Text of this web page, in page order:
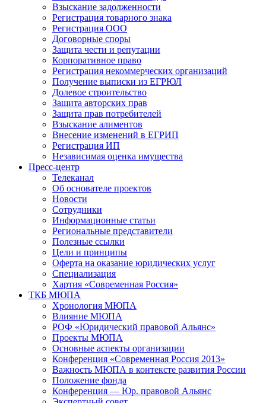
Взыскание задолженности
Регистрация товарного знака
Регистрация ООО
Договорные споры
Защита чести и репутации
Корпоративное право
Регистрация некоммерческих организаций
Получение выписки из ЕГРЮЛ
Долевое строительство
Защита авторских прав
Защита прав потребителей
Взыскание алиментов
Внесение изменений в ЕГРИП
Регистрация ИП
Независимая оценка имущества
Пресс-центр
Телеканал
Об основателе проектов
Новости
Сотрудники
Информационные статьи
Региональные представители
Полезные ссылки
Цели и принципы
Оферта на оказание юридических услуг
Специализация
Хартия «Современная Россия»
ТКБ МЮПА
Хронология МЮПА
Влияние МЮПА
РОФ «Юридический правовой Альянс»
Проекты МЮПА
Основные аспекты организации
Конференция «Современная Россия 2013»
Важность МЮПА в контексте развития России
Положение фонда
Конференция — Юр. правовой Альянс